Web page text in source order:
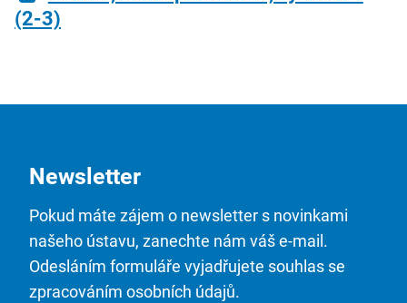
(2-3)
Newsletter
Pokud máte zájem o newsletter s novinkami
našeho ústavu, zanechte nám váš e-mail.
Odesláním formuláře vyjadřujete souhlas se
zpracováním osobních údajů.